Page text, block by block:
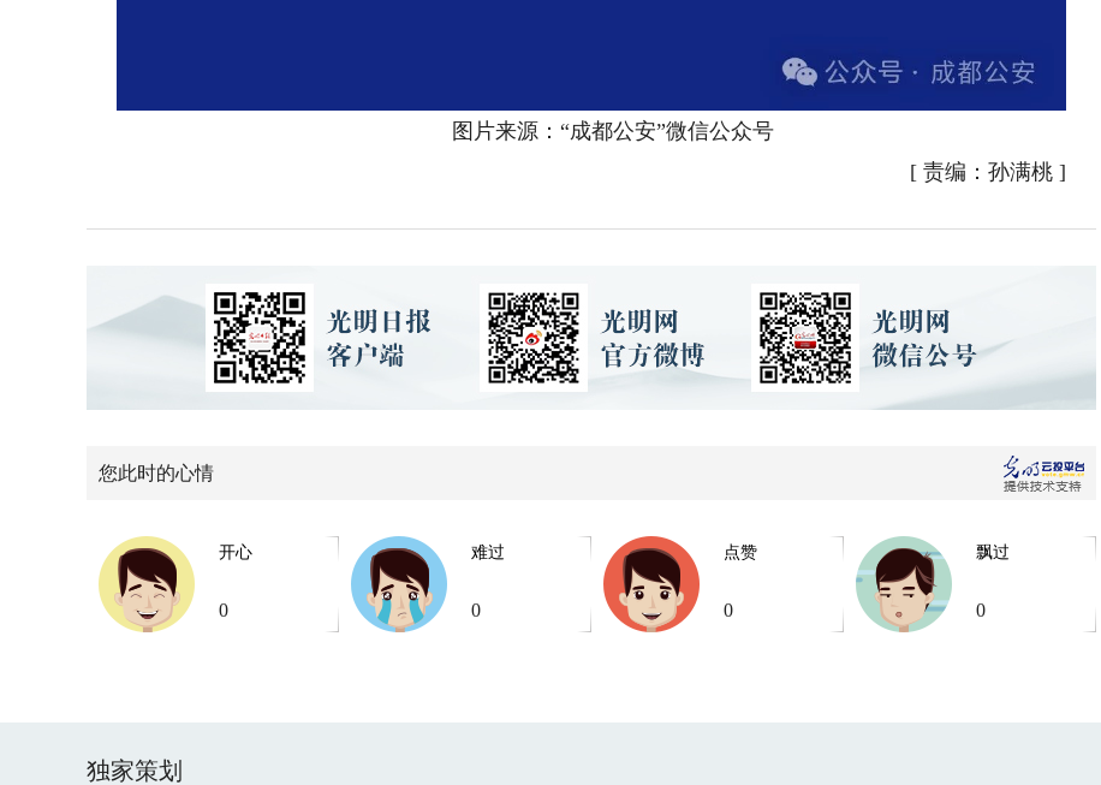
图片来源：“成都公安”微信公众号
[ 责编：孙满桃 ]
您此时的心情
开心
0
难过
0
点赞
0
飘过
0
独家策划